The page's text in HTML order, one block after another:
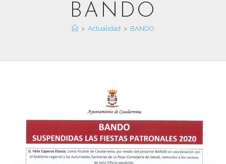
BANDO
> Actualidad > BANDO